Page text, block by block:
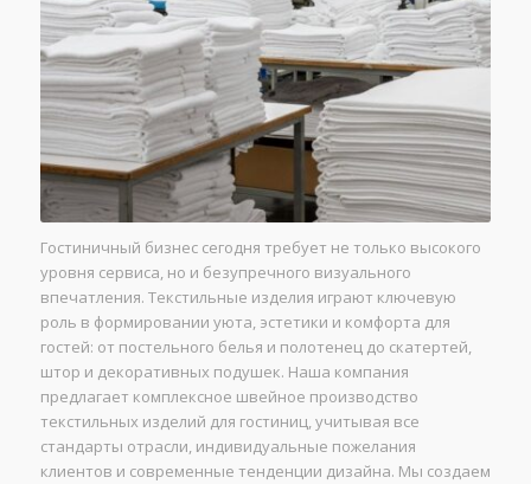
Гостиничный бизнес сегодня требует не только высокого
уровня сервиса, но и безупречного визуального
впечатления. Текстильные изделия играют ключевую
роль в формировании уюта, эстетики и комфорта для
гостей: от постельного белья и полотенец до скатертей,
штор и декоративных подушек. Наша компания
предлагает комплексное швейное производство
текстильных изделий для гостиниц, учитывая все
стандарты отрасли, индивидуальные пожелания
клиентов и современные тенденции дизайна. Мы создаем